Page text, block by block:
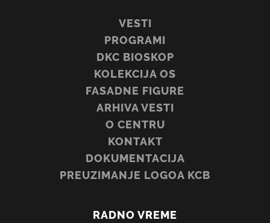
VESTI
PROGRAMI
DKC BIOSKOP
KOLEKCIJA OS
FASADNE FIGURE
ARHIVA VESTI
O CENTRU
KONTAKT
DOKUMENTACIJA
PREUZIMANJE LOGOA KCB
RADNO VREME